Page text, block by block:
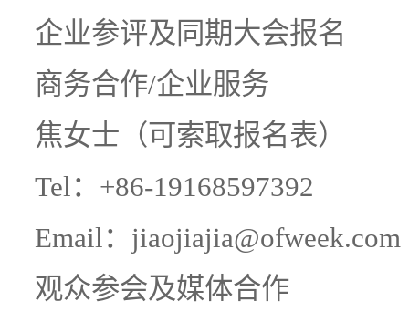
企业参评及同期大会报名
商务合作/企业服务
焦女士（可索取报名表）
Tel：+86-19168597392
Email：jiaojiajia@ofweek.com
观众参会及媒体合作